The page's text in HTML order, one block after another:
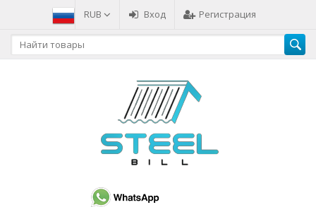
RUB Вход Регистрация